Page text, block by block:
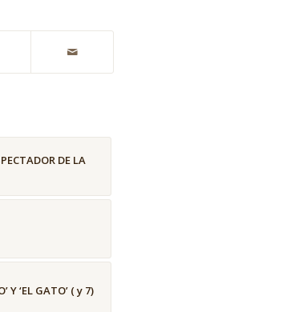
DE LA
Y ‘EL GATO’ ( y 7)